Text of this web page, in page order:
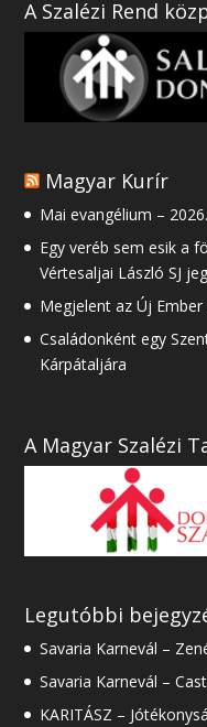
A Szalézi Rend
Magyar Kurír
Mai evangélium –
Egy veréb sem esik a
Vértesaljai László SJ
Megjelent az Új
Családonként egy
Kárpátaljára
A Magyar Szalézi
Legutóbbi
Savaria Karnevál –
Savaria Karnevál –
KARITÁSZ –